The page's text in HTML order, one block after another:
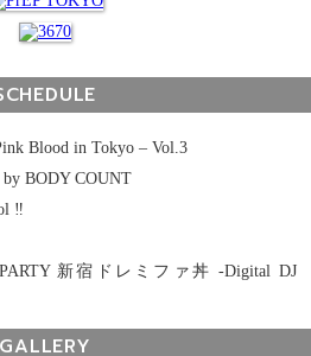
Blood in Tokyo – Vol.3
BODY COUNT
‼
新宿ドレミファ丼 -Digital DJ
GALLERY